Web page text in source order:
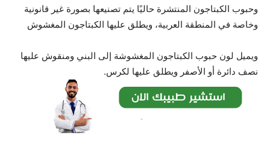
وحبوب الكبتاجون المنتشرة حاليًا يتم تصنيعها بصورة غير قانونية
وخاصة في المنطقة العربية، ويطلق عليها الكبتاجون المغشوش
ويميل لون حبوب الكبتاجون المغشوشة إلى البني ومنقوش عليها
نصف دائرة أو الأصفر ويطلق عليها لكرس.